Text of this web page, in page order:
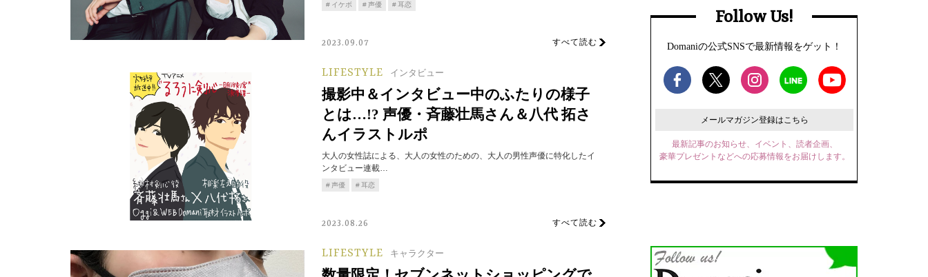
イケボ 声優 耳恋
2023.09.07 すべて読む
LIFESTYLE インタビュー
撮影中＆インタビュー中のふたりの様子
とは…!? 声優・斉藤壮馬さん＆八代 拓さ
んイラストルポ
大人の女性誌による、大人の女性のための、大人の男性声優に特化したイ
ンタビュー連載…
声優 耳恋
2023.08.26 すべて読む
LIFESTYLE キャラクター
Follow Us!
Domaniの公式SNSで最新情報をゲット！
メールマガジン登録はこちら
最新記事のお知らせ、イベント、読者企画、
豪華プレゼントなどへの応募情報をお届けします。